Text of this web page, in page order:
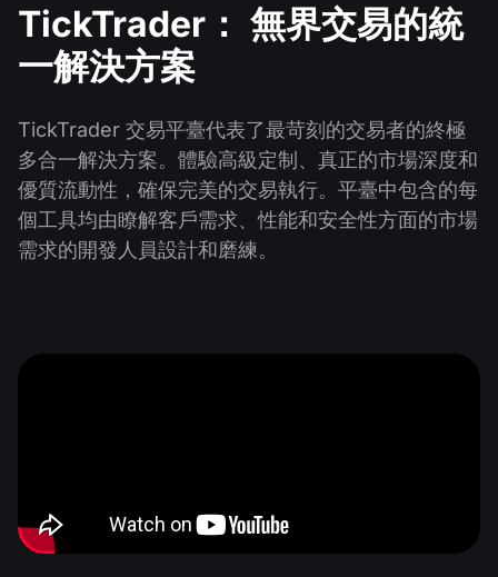
TickTrader： 無界交易的統
一解決方案
TickTrader 交易平臺代表了最苛刻的交易者的終極
多合一解決方案。體驗高級定制、真正的市場深度和
優質流動性，確保完美的交易執行。平臺中包含的每
個工具均由瞭解客戶需求、性能和安全性方面的市場
需求的開發人員設計和磨練。